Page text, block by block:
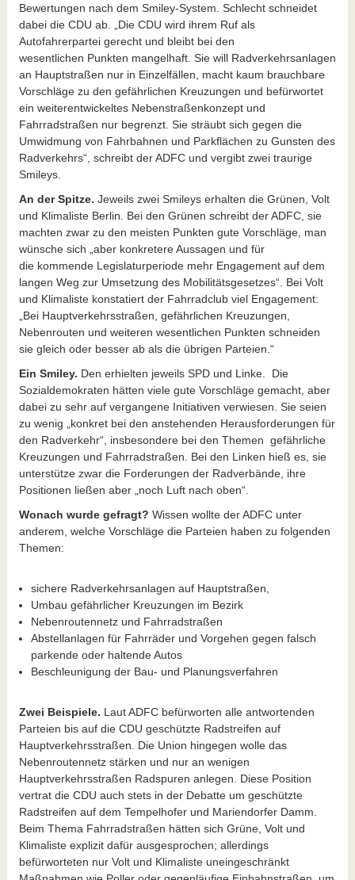
Bewertungen nach dem Smiley-System. Schlecht schneidet
dabei die CDU ab. „Die CDU wird ihrem Ruf als
Autofahrerpartei gerecht und bleibt bei den
wesentlichen Punkten mangelhaft. Sie will Radverkehrsanlagen
an Hauptstraßen nur in Einzelfällen, macht kaum brauchbare
Vorschläge zu den gefährlichen Kreuzungen und befürwortet
ein weiterentwickeltes Nebenstraßenkonzept und
Fahrradstraßen nur begrenzt. Sie sträubt sich gegen die
Umwidmung von Fahrbahnen und Parkflächen zu Gunsten des
Radverkehrs“, schreibt der ADFC und vergibt zwei traurige
Smileys.
An der Spitze. Jeweils zwei Smileys erhalten die Grünen, Volt
und Klimaliste Berlin. Bei den Grünen schreibt der ADFC, sie
machten zwar zu den meisten Punkten gute Vorschläge, man
wünsche sich „aber konkretere Aussagen und für
die kommende Legislaturperiode mehr Engagement auf dem
langen Weg zur Umsetzung des Mobilitätsgesetzes“. Bei Volt
und Klimaliste konstatiert der Fahrradclub viel Engagement:
„Bei Hauptverkehrsstraßen, gefährlichen Kreuzungen,
Nebenrouten und weiteren wesentlichen Punkten schneiden
sie gleich oder besser ab als die übrigen Parteien.“
Ein Smiley. Den erhielten jeweils SPD und Linke. Die
Sozialdemokraten hätten viele gute Vorschläge gemacht, aber
dabei zu sehr auf vergangene Initiativen verwiesen. Sie seien
zu wenig „konkret bei den anstehenden Herausforderungen für
den Radverkehr“, insbesondere bei den Themen gefährliche
Kreuzungen und Fahrradstraßen. Bei den Linken hieß es, sie
unterstütze zwar die Forderungen der Radverbände, ihre
Positionen ließen aber „noch Luft nach oben“.
Wonach wurde gefragt? Wissen wollte der ADFC unter
anderem, welche Vorschläge die Parteien haben zu folgenden
Themen:
sichere Radverkehrsanlagen auf Hauptstraßen,
Umbau gefährlicher Kreuzungen im Bezirk
Nebenroutennetz und Fahrradstraßen
Abstellanlagen für Fahrräder und Vorgehen gegen falsch
parkende oder haltende Autos
Beschleunigung der Bau- und Planungsverfahren
Zwei Beispiele. Laut ADFC befürworten alle antwortenden
Parteien bis auf die CDU geschützte Radstreifen auf
Hauptverkehrsstraßen. Die Union hingegen wolle das
Nebenroutennetz stärken und nur an wenigen
Hauptverkehrsstraßen Radspuren anlegen. Diese Position
vertrat die CDU auch stets in der Debatte um geschützte
Radstreifen auf dem Tempelhofer und Mariendorfer Damm.
Beim Thema Fahrradstraßen hätten sich Grüne, Volt und
Klimaliste explizit dafür ausgesprochen; allerdings
befürworteten nur Volt und Klimaliste uneingeschränkt